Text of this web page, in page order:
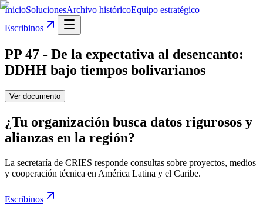
InicioSolucionesArchivo históricoEquipo estratégico
Escribinos
PP 47 - De la expectativa al desencanto:
DDHH bajo tiempos bolivarianos
Ver documento
¿Tu organización busca datos rigurosos y
alianzas en la región?
La secretaría de CRIES responde consultas sobre proyectos, medios
y cooperación técnica en América Latina y el Caribe.
Escribinos